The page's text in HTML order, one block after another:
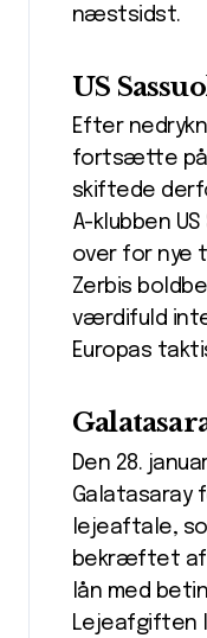
næstsidst.
US
Efter
fortsætte på
skiftede
A-klubben
over for nye
Zerbis
værdifuld
Europas
Den 28.
Galatasaray
lejeaftale,
bekræftet af
lån med
Lejeafgiften